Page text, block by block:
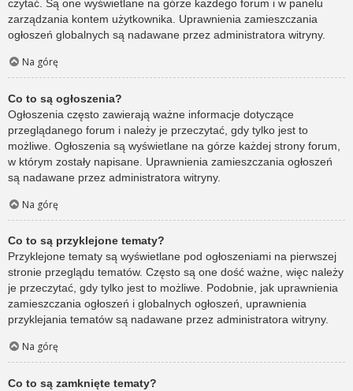
czytać. Są one wyświetlane na górze każdego forum i w panelu
zarządzania kontem użytkownika. Uprawnienia zamieszczania
ogłoszeń globalnych są nadawane przez administratora witryny.
Na górę
Co to są ogłoszenia?
Ogłoszenia często zawierają ważne informacje dotyczące
przeglądanego forum i należy je przeczytać, gdy tylko jest to
możliwe. Ogłoszenia są wyświetlane na górze każdej strony forum,
w którym zostały napisane. Uprawnienia zamieszczania ogłoszeń
są nadawane przez administratora witryny.
Na górę
Co to są przyklejone tematy?
Przyklejone tematy są wyświetlane pod ogłoszeniami na pierwszej
stronie przeglądu tematów. Często są one dość ważne, więc należy
je przeczytać, gdy tylko jest to możliwe. Podobnie, jak uprawnienia
zamieszczania ogłoszeń i globalnych ogłoszeń, uprawnienia
przyklejania tematów są nadawane przez administratora witryny.
Na górę
Co to są zamknięte tematy?